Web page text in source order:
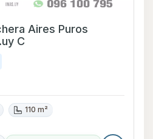
Aires Puros
C
110 m²